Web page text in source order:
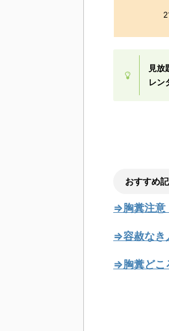
見放
レン
おすすめ
⇒胸糞注意
⇒容赦なき
⇒胸糞どこ